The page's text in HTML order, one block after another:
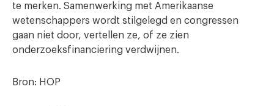
te merken. Samenwerking met Amerikaanse
wetenschappers wordt stilgelegd en congressen
gaan niet door, vertellen ze, of ze zien
onderzoeksfinanciering verdwijnen.
Bron: HOP